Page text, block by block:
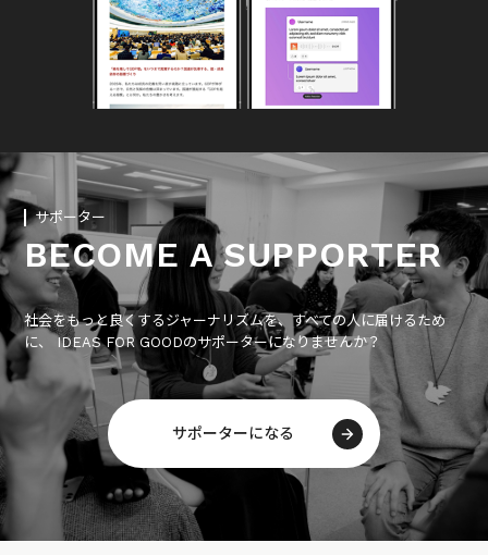
サポーター
BECOME A SUPPORTER
社会をもっと良くするジャーナリズムを、すべての人に届けるため
に、 IDEAS FOR GOODのサポーターになりませんか？
サポーターになる